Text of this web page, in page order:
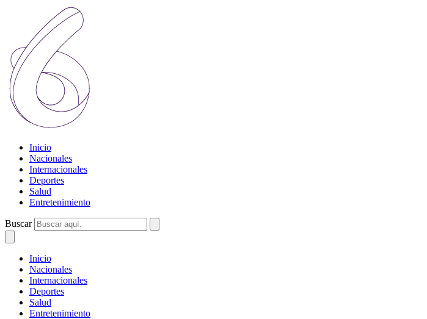
Inicio
Nacionales
Internacionales
Deportes
Salud
Entretenimiento
Buscar
Inicio
Nacionales
Internacionales
Deportes
Salud
Entretenimiento